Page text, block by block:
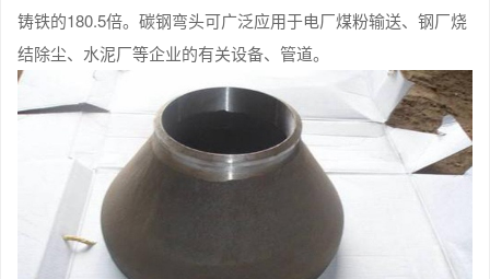
铸铁的180.5倍。碳钢弯头可广泛应用于电厂煤粉输送、钢厂烧
结除尘、水泥厂等企业的有关设备、管道。